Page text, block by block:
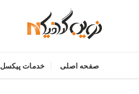
صفحه اصلی خدمات پیکسل